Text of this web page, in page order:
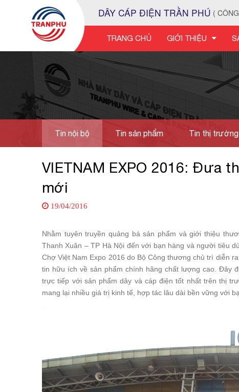
DÂY CÁP ĐIỆN TRẦN PHÚ (
TRANG CHỦ GIỚI THIỆU
Tin nội bộ Tin sản phẩm Tin thị trường
Tuyển dụng
VIETNAM EXPO 2016: Đưa
mới
19/04/2016
Nhằm tuyên truyền quảng bá sản phẩm và giới thiệu
Thanh Xuân – TP Hà Nội đến với bạn hàng và người tiêu
Chợ Việt Nam Expo 2016 do Bộ Công thương chủ trì diễn
tin hữu ích về sản phẩm chính hãng chất lượng cao. Đây
trực tiếp với sản phẩm dây và cáp điện tốt nhất trên thị
mang lại nhiều giá trị kinh tế, hợp tác lâu dài bền vững với